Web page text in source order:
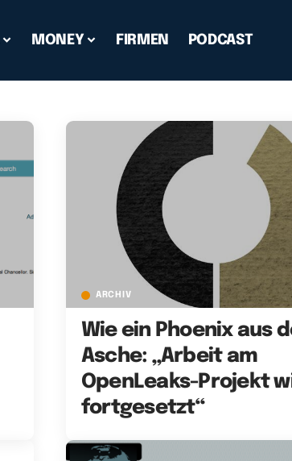
MONEY FIRMEN PODCAST
ARCHIV
Wie ein Phoenix aus
Asche: „Arbeit am
OpenLeaks-Projekt
fortgesetzt“